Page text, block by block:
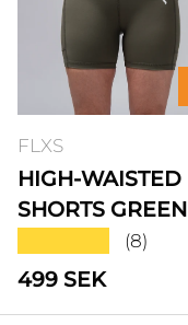
FLXS
HIGH-WAISTED
SHORTS GREEN
(8)
Standardpris
499 SEK